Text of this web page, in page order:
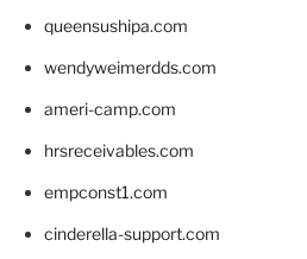
queensushipa.com
wendyweimerdds.com
ameri-camp.com
hrsreceivables.com
empconst1.com
cinderella-support.com